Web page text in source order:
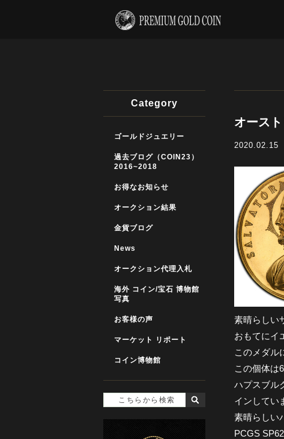
オース
2020.02.15
素晴らしい
おもてにイ
このメダル
この個体は
ハプスブル
インしてい
素晴らしい
PCGS
Category
ゴールドジュエリー
過去ブログ（COIN23）
2016~2018
お得なお知らせ
オークション結果
金貨ブログ
News
オークション代理入札
海外 コイン/宝石 博物館
写真
お客様の声
マーケット リポート
コイン博物館